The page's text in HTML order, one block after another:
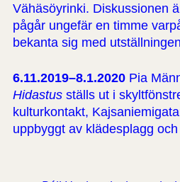
Vähäsöyrinki. Diskussionen
pågår ungefär en timme
bekanta sig med
6.11.2019–8.1.2020Pia
Hidastusställs ut i
kulturkontakt,
uppbyggt av klädesplagg